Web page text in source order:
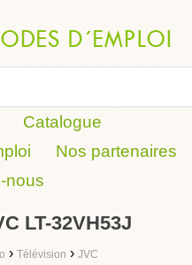
Catalogue
Nos partenaires
nous
LT-32VH53J
› Télévision › JVC